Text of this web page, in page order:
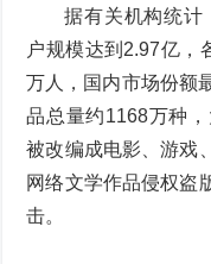
据有关机构统计
户规模达到2.97亿，
万人，国内市场份额
品总量约1168万种
被改编成电影、游戏
网络文学作品侵权盗
击。